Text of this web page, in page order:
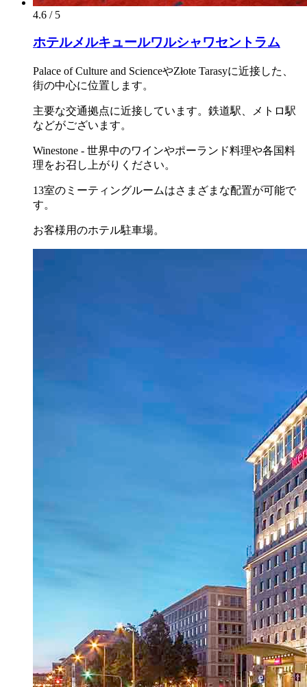
4.6 / 5
ホテルメルキュールワルシャワセントラム
Palace of Culture and ScienceやZłote Tarasyに近接した、
街の中心に位置します。
主要な交通拠点に近接しています。鉄道駅、メトロ駅
などがございます。
Winestone - 世界中のワインやポーランド料理や各国料
理をお召し上がりください。
13室のミーティングルームはさまざまな配置が可能で
す。
お客様用のホテル駐車場。